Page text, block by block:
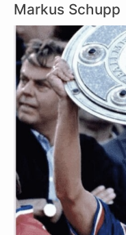
Markus Schupp